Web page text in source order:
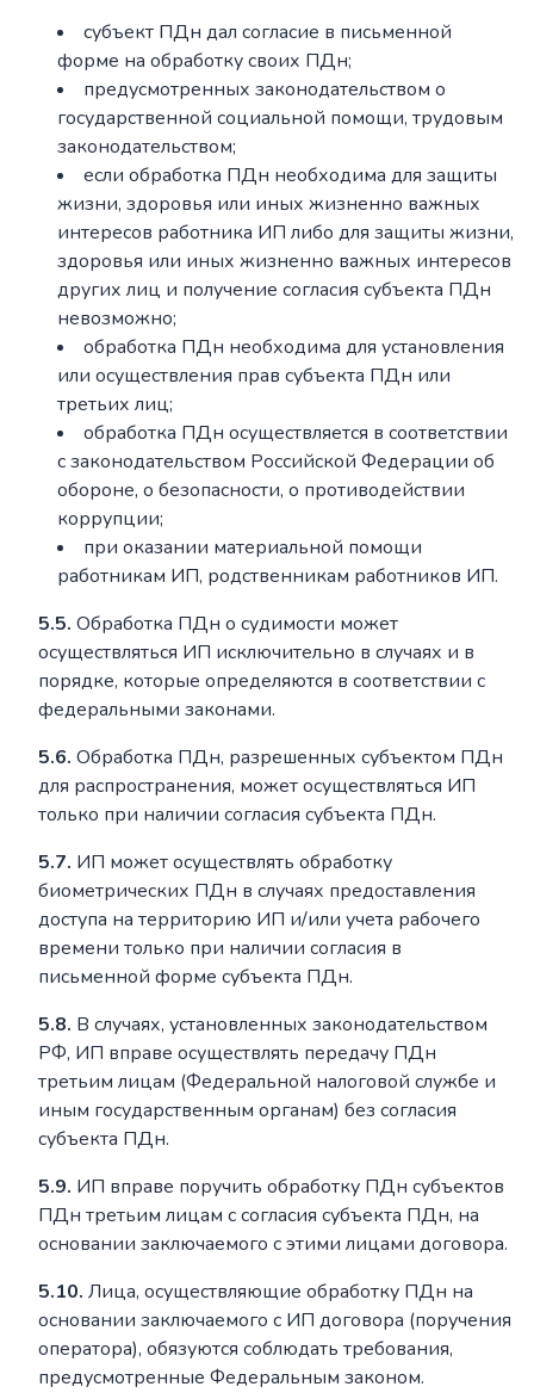
субъект ПДн дал согласие в письменной
форме на обработку своих ПДн;
предусмотренных законодательством о
государственной социальной помощи, трудовым
законодательством;
если обработка ПДн необходима для защиты
жизни, здоровья или иных жизненно важных
интересов работника ИП либо для защиты жизни,
здоровья или иных жизненно важных интересов
других лиц и получение согласия субъекта ПДн
невозможно;
обработка ПДн необходима для установления
или осуществления прав субъекта ПДн или
третьих лиц;
обработка ПДн осуществляется в соответствии
с законодательством Российской Федерации об
обороне, о безопасности, о противодействии
коррупции;
при оказании материальной помощи
работникам ИП, родственникам работников ИП.
5.5. Обработка ПДн о судимости может
осуществляться ИП исключительно в случаях и в
порядке, которые определяются в соответствии с
федеральными законами.
5.6. Обработка ПДн, разрешенных субъектом ПДн
для распространения, может осуществляться ИП
только при наличии согласия субъекта ПДн.
5.7. ИП может осуществлять обработку
биометрических ПДн в случаях предоставления
доступа на территорию ИП и/или учета рабочего
времени только при наличии согласия в
письменной форме субъекта ПДн.
5.8. В случаях, установленных законодательством
РФ, ИП вправе осуществлять передачу ПДн
третьим лицам (Федеральной налоговой службе и
иным государственным органам) без согласия
субъекта ПДн.
5.9. ИП вправе поручить обработку ПДн субъектов
ПДн третьим лицам с согласия субъекта ПДн, на
основании заключаемого с этими лицами договора.
5.10. Лица, осуществляющие обработку ПДн на
основании заключаемого с ИП договора (поручения
оператора), обязуются соблюдать требования,
предусмотренные Федеральным законом.